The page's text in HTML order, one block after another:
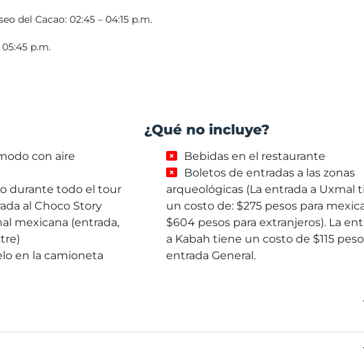
del Cacao: 02:45 – 04:15 p.m.
p.m.
con aire
durante todo el tour
al Choco Story
mexicana (entrada,
en la camioneta
¿Qué no incluye?
Bebidas en el restaurante
Boletos de entradas a las zonas
arqueológicas (La entrada a Uxmal
un costo de: $275 pesos para
$604 pesos para extranjeros). La
a Kabah tiene un costo de $115
entrada General.